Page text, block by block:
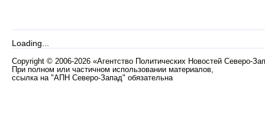
Loading...
Copyright © 2006-2026 «Агентство Политических Новостей Северо-
При полном или частичном использовании материалов,
ссылка на "АПН Северо-Запад" обязательна